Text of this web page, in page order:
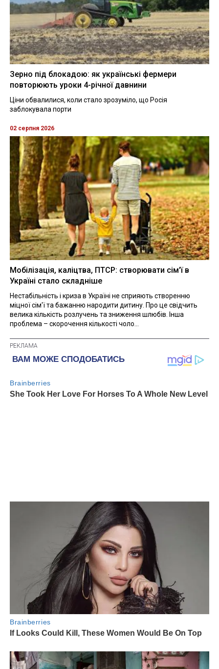
Зерно під блокадою: як українські фермери
повторюють уроки 4-річної давнини
Ціни обвалилися, коли стало зрозуміло, що Росія
заблокувала порти
02 серпня 2026
Мобілізація, каліцтва, ПТСР: створювати сім'ї в
Україні стало складніше
Нестабільність і криза в Україні не сприяють створенню
міцної сім'ї та бажанню народити дитину. Про це свідчить
велика кількість розлучень та зниження шлюбів. Інша
проблема – скорочення кількості чоло...